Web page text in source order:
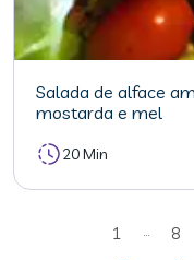
Salada de alface
mostarda e mel
20 Min
1 ... 8